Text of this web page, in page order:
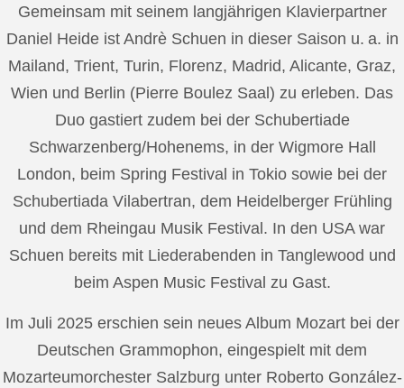
Gemeinsam mit seinem langjährigen Klavierpartner
Daniel Heide ist Andrè Schuen in dieser Saison u. a. in
Mailand, Trient, Turin, Florenz, Madrid, Alicante, Graz,
Wien und Berlin (Pierre Boulez Saal) zu erleben. Das
Duo gastiert zudem bei der Schubertiade
Schwarzenberg/Hohenems, in der Wigmore Hall
London, beim Spring Festival in Tokio sowie bei der
Schubertiada Vilabertran, dem Heidelberger Frühling
und dem Rheingau Musik Festival. In den USA war
Schuen bereits mit Liederabenden in Tanglewood und
beim Aspen Music Festival zu Gast.
Im Juli 2025 erschien sein neues Album Mozart bei der
Deutschen Grammophon, eingespielt mit dem
Mozarteumorchester Salzburg unter Roberto González-